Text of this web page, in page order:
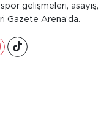
gelişmeleri, asayiş,
Gazete Arena’da.